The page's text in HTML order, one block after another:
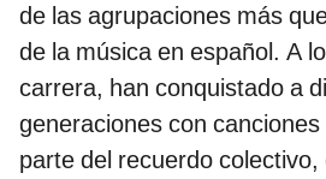
de las agrupaciones más
de la música en español. A
carrera, han conquistado a
generaciones con
parte del recuerdo